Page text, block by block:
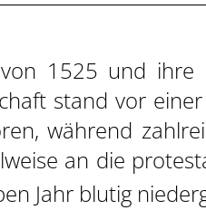
1525 und
stand vor
während
an die
Jahr blutig